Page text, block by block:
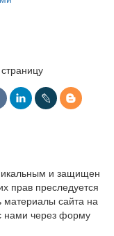
и защищен
прав преследуется
материалы сайта на
нами через форму